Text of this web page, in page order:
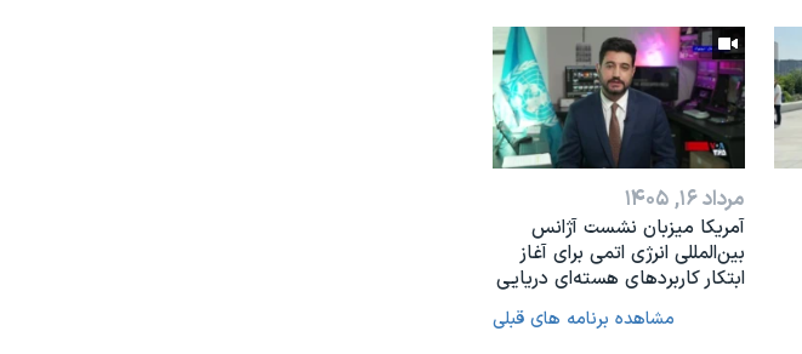
مرداد ۱۶, ۱۴۰۵
آمریکا میزبان نشست آژانس
بین‌المللی انرژی اتمی برای آغاز
ابتکار کاربردهای هسته‌ای دریایی
مشاهده برنامه های قبلی